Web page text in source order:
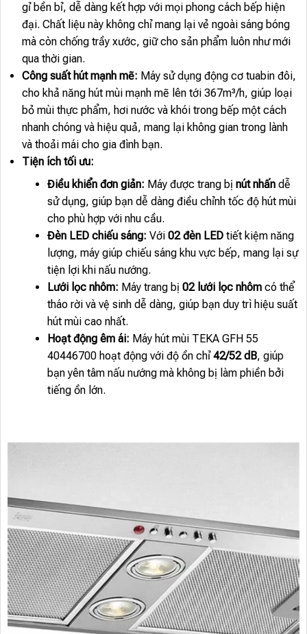
gỉ bền bỉ, dễ dàng kết hợp với mọi phong cách bếp hiện
đại. Chất liệu này không chỉ mang lại vẻ ngoài sáng bóng
mà còn chống trầy xước, giữ cho sản phẩm luôn như mới
qua thời gian.
Công suất hút mạnh mẽ: Máy sử dụng động cơ tuabin đôi,
cho khả năng hút mùi mạnh mẽ lên tới 367m³/h, giúp loại
bỏ mùi thực phẩm, hơi nước và khói trong bếp một cách
nhanh chóng và hiệu quả, mang lại không gian trong lành
và thoải mái cho gia đình bạn.
Tiện ích tối ưu:
Điều khiển đơn giản: Máy được trang bị nút nhấndễ
sử dụng, giúp bạn dễ dàng điều chỉnh tốc độ hút mùi
cho phù hợp với nhu cầu.
Đèn LED chiếu sáng: Với 02 đèn LEDtiết kiệm năng
lượng, máy giúp chiếu sáng khu vực bếp, mang lại sự
tiện lợi khi nấu nướng.
Lưới lọc nhôm: Máy trang bị 02 lưới lọc nhômcó thể
tháo rời và vệ sinh dễ dàng, giúp bạn duy trì hiệu suất
hút mùi cao nhất.
Hoạt động êm ái: Máy hút mùi TEKA GFH 55
40446700 hoạt động với độ ồn chỉ42/52 dB, giúp
bạn yên tâm nấu nướng mà không bị làm phiền bởi
tiếng ồn lớn.